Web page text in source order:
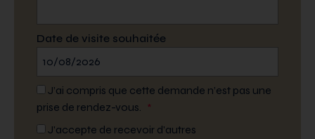
Date de visite souhaitée
J’ai compris que cette demande n’est pas une
prise de rendez-vous. *
J'accepte de recevoir d'autres